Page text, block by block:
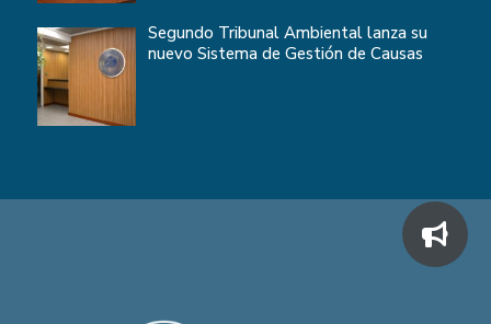
Segundo Tribunal Ambiental lanza su
nuevo Sistema de Gestión de Causas